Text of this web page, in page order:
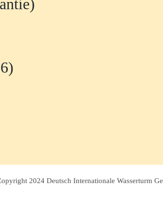
2024 Deutsch Internationale Wasserturm